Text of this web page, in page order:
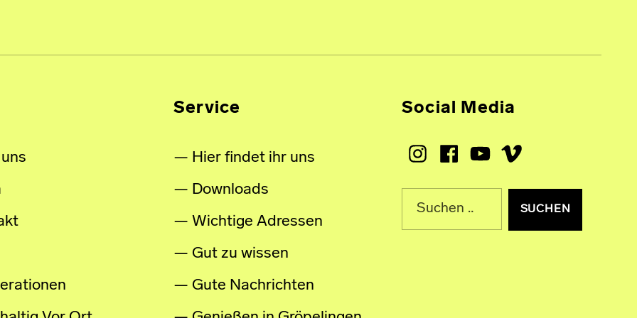
Service
Hier findet ihr uns
Downloads
Wichtige Adressen
Gut zu wissen
Gute Nachrichten
Social Media
InstagramFacebookYoutubeVimeo
Suche nach: